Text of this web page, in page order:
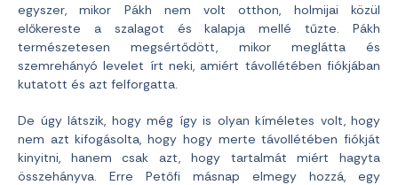
egyszer, mikor Pákh nem volt otthon, holmijai közül
előkereste a szalagot és kalapja mellé tűzte. Pákh
természetesen megsértődött, mikor meglátta és
szemrehányó levelet írt neki, amiért távollétében fiókjában
kutatott és azt felforgatta.
De úgy látszik, hogy még így is olyan kíméletes volt, hogy
nem azt kifogásolta, hogy hogy merte távollétében fiókját
kinyitni, hanem csak azt, hogy tartalmát miért hagyta
összehányva. Erre Petőfi másnap elmegy hozzá, egy